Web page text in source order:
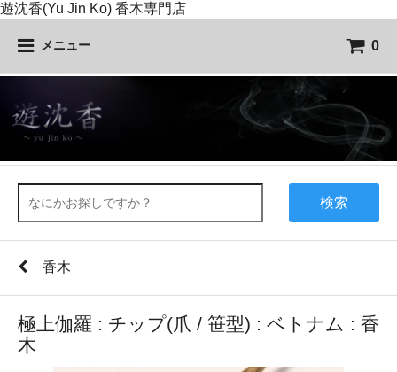
遊沈香(Yu Jin Ko) 香木専門店
メニュー 0
検索
香木
極上伽羅 : チップ(爪 / 笹型) : ベトナム : 香
木